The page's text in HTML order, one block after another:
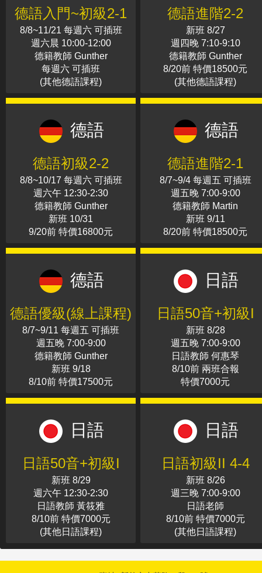
德語入門~初級2-1
8/8~11/21 每週六 可插班
週六晨 10:00-12:00
德籍教師 Gunther
每週六 可插班
(其他德語課程)
德語進階2-2
新班 8/27
週四晚 7:10-9:10
德籍教師 Gunther
8/20前 特價18500元
(其他德語課程)
德語
德語初級2-2
8/8~10/17 每週六 可插班
週六午 12:30-2:30
德籍教師 Gunther
新班 10/31
9/20前 特價16800元
德語
德語進階2-1
8/7~9/4 每週五 可插班
週五晚 7:00-9:00
德籍教師 Martin
新班 9/11
8/20前 特價18500元
德語
德語優級(線上課程)
8/7~9/11 每週五 可插班
週五晚 7:00-9:00
德籍教師 Gunther
新班 9/18
8/10前 特價17500元
日語
日語50音+初級I
新班 8/28
週五晚 7:00-9:00
日語教師 何惠琴
8/10前 兩班合報
特價7000元
日語
日語50音+初級I
新班 8/29
週六午 12:30-2:30
日語教師 黃筱雅
8/10前 特價7000元
(其他日語課程)
日語
日語初級II 4-4
新班 8/26
週三晚 7:00-9:00
日語老師
8/10前 特價7000元
(其他日語課程)